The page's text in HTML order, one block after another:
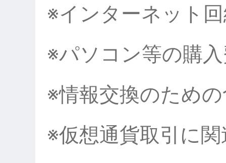
※インターネット
※パソコン等の
※情報交換のため
※仮想通貨取引に